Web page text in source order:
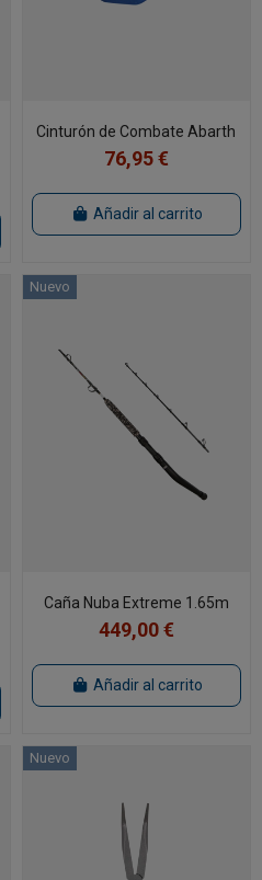
Cinturón de Combate Abarth
76,95 €
Añadir al carrito
Nuevo
Caña Nuba Extreme 1.65m
449,00 €
Añadir al carrito
Nuevo